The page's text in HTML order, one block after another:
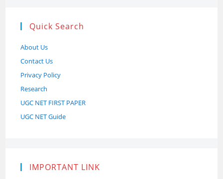
Quick Search
About Us
Contact Us
Privacy Policy
Research
UGC NET FIRST PAPER
UGC NET Guide
IMPORTANT LINK